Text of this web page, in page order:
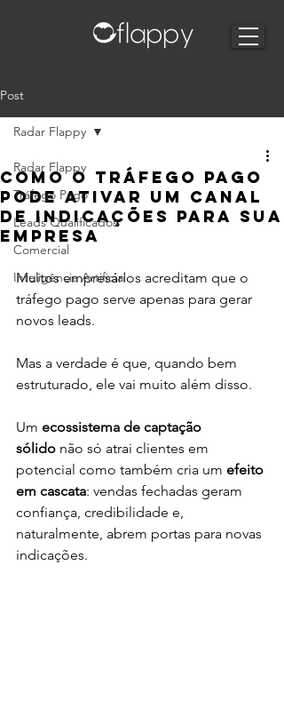
Post
Radar Flappy
Tráfego Pago
Leads Qualificados
Comercial
Inteligência Artificial
Radar Flappy
Como o tráfego pago
pode ativar um canal
de indicações para sua
empresa
Muitos empresários acreditam que o
tráfego pago serve apenas para gerar
novos leads.
Mas a verdade é que, quando bem
estruturado, ele vai muito além disso.
Um ecossistema de captação
sólido não só atrai clientes em
potencial como também cria um efeito
em cascata: vendas fechadas geram
confiança, credibilidade e,
naturalmente, abrem portas para novas
indicações.